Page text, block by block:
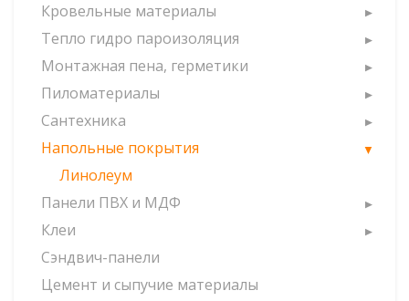
Кровельные материалы
Тепло гидро пароизоляция
Монтажная пена, герметики
Пиломатериалы
Сантехника
Напольные покрытия
Линолеум
Панели ПВХ и МДФ
Клеи
Сэндвич-панели
Цемент и сыпучие материалы